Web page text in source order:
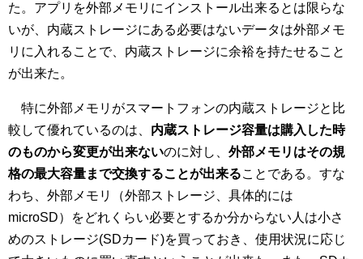
た。アプリを外部メモリにインストール出来るとは限らな
いが、内蔵ストレージにある必要はないデータは外部メモ
リに入れることで、内蔵ストレージに余裕を持たせること
が出来た。
特に外部メモリがスマートフォンの内蔵ストレージと比
較して優れているのは、 内蔵ストレージ容量は購入した時
のものから変更が出来ないのに対し、 外部メモリはその規
格の最大容量まで交換することが出来ることである。すな
わち、外部メモリ（外部ストレージ、具体的には
microSD）をどれくらい必要とするか分からない人は小さ
めのストレージ(SDカード)を買っておき、使用状況に応じ